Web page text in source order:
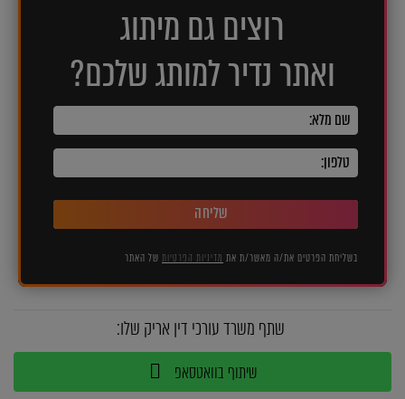
רוצים גם מיתוג
ואתר נדיר למותג שלכם?
שליחה
בשליחת הפרטים את/ה מאשר/ת את מדיניות הפרטיות של האתר
שתף משרד עורכי דין אריק שלו:
שיתוף בוואטסאפ